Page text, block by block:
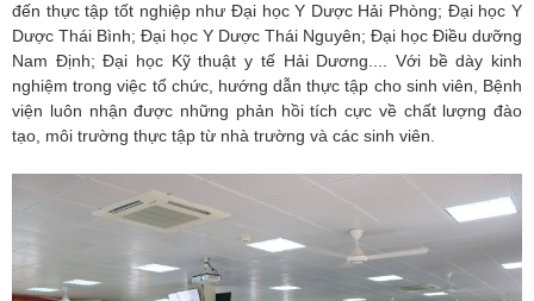
đến thực tập tốt nghiệp như Đại học Y Dược Hải Phòng; Đại học Y
Dược Thái Bình; Đại học Y Dược Thái Nguyên; Đại học Điều dưỡng
Nam Định; Đại học Kỹ thuật y tế Hải Dương.... Với bề dày kinh
nghiệm trong việc tổ chức, hướng dẫn thực tập cho sinh viên, Bệnh
viện luôn nhận được những phản hồi tích cực về chất lượng đào
tạo, môi trường thực tập từ nhà trường và các sinh viên.